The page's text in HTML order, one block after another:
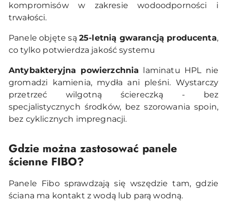
kompromisów w zakresie wodoodporności i
trwałości.
Panele objęte są 25-letnią gwarancją producenta,
co tylko potwierdza jakość systemu
Antybakteryjna powierzchnia laminatu HPL nie
gromadzi kamienia, mydła ani pleśni. Wystarczy
przetrzeć wilgotną ściereczką - bez
specjalistycznych środków, bez szorowania spoin,
bez cyklicznych impregnacji.
Gdzie można zastosować panele
ścienne FIBO?
Panele Fibo sprawdzają się wszędzie tam, gdzie
ściana ma kontakt z wodą lub parą wodną.